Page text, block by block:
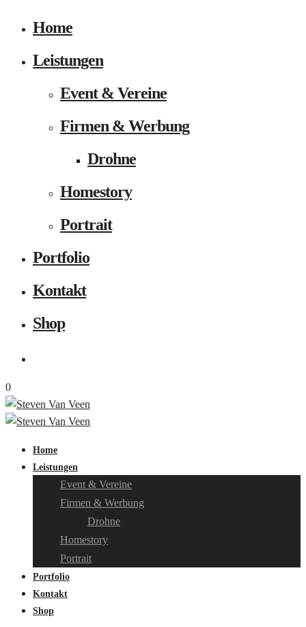
Home
Leistungen
Event & Vereine
Firmen & Werbung
Drohne
Homestory
Portrait
Portfolio
Kontakt
Shop
0
Home
Leistungen
Event & Vereine
Firmen & Werbung
Drohne
Homestory
Portrait
Portfolio
Kontakt
Shop